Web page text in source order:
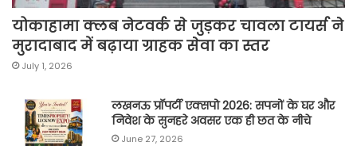
योकाहामा क्लब नेटवर्क से जुड़कर चावला टायर्स ने
मुरादाबाद में बढ़ाया ग्राहक सेवा का स्तर
July 1, 2026
लखनऊ प्रॉपर्टी एक्सपो 2026: सपनों के घर और
निवेश के सुनहरे अवसर एक ही छत के नीचे
June 27, 2026